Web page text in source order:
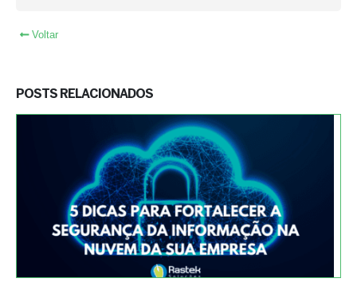
Voltar
POSTS RELACIONADOS